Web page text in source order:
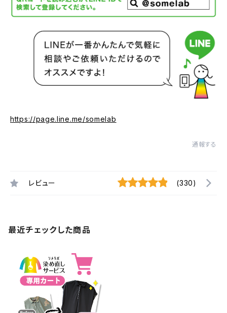
https://page.line.me/somelab
通報する
レビュー (330)
最近チェックした商品